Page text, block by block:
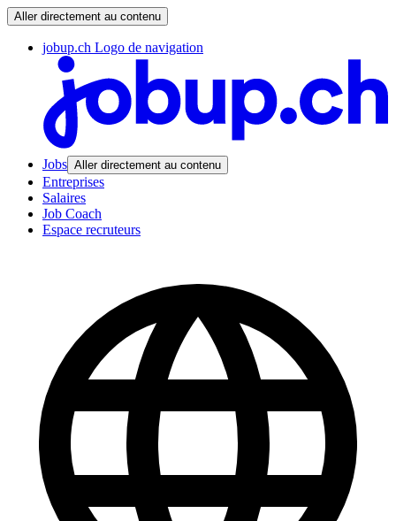
Aller directement au contenu
jobup.ch Logo de navigation
Jobs Aller directement au contenu
Entreprises
Salaires
Job Coach
Espace recruteurs